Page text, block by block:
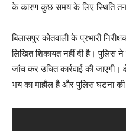
के कारण कुछ समय के लिए स्थिति
बिलासपुर कोतवाली के प्रभारी
लिखित शिकायत नहीं दी है। पुलिस
जांच कर उचित कार्रवाई की जाएगी।
भय का माहौल है और पुलिस घटना